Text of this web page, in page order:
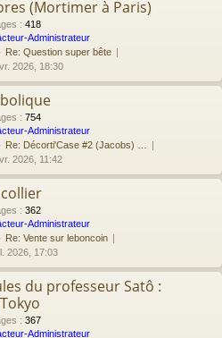
(Mortimer à Paris)
: 418
Administrateur
Re: Question super bête
2026, 18:30
: 754
Administrateur
Re: Décorti'Case #2 (Jacobs) …
2026, 11:42
: 362
Administrateur
Re: Vente sur leboncoin
2026, 17:03
du professeur Satô :
: 367
Administrateur